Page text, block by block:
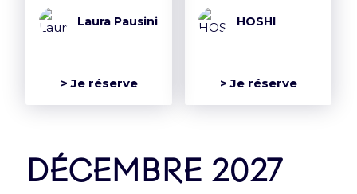
Laura Pausini
> Je réserve
HOSHI
> Je réserve
décembre 2027